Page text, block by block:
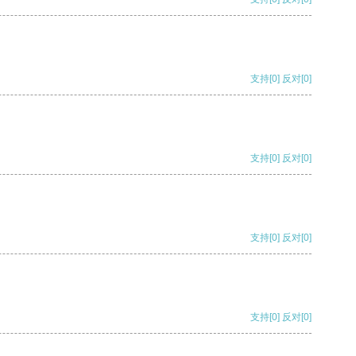
支持[0] 反对[0]
支持[0] 反对[0]
支持[0] 反对[0]
支持[0] 反对[0]